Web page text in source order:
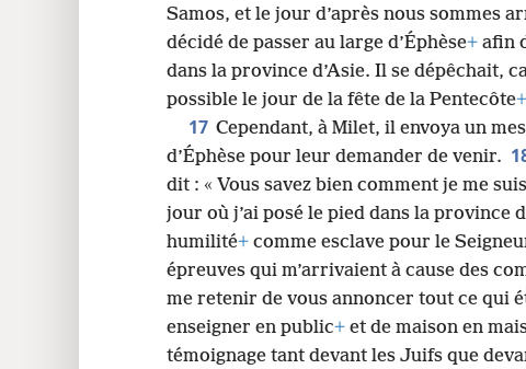
Samos, et le jour d’après nous sommes
décidé de passer au large d’Éphèse+ afin
dans la province d’Asie. Il se dépêchait,
possible le jour de la fête de la Pentecôte+
17 Cependant, à Milet, il envoya un
d’Éphèse pour leur demander de venir.
dit : « Vous savez bien comment je me
jour où j’ai posé le pied dans la province
humilité+ comme esclave pour le
épreuves qui m’arrivaient à cause des
me retenir de vous annoncer tout ce qui
enseigner en public+ et de maison en
témoignage tant devant les Juifs que